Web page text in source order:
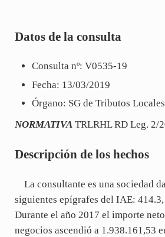
Datos de la consulta
Consulta nº: V0535-19
Fecha: 13/03/2019
Órgano: SG de Tributos Locales
NORMATIVATRLRHL RD Leg. 2/
Descripción de los hechos
La consultante es una sociedad
siguientes epígrafes del IAE:
Durante el año 2017 el importe
negocios ascendió a 1.938.161,53